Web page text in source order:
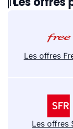
Les offres
Les offres